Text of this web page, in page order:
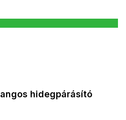
hidegpárásító